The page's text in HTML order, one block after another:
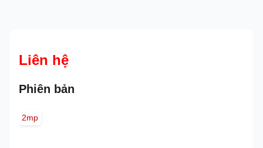
Liên hệ
Phiên bản
2mp